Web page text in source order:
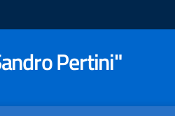
Pertini"